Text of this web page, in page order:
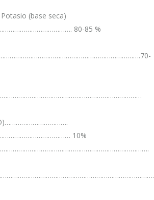
(base seca)
80-85 %
10%